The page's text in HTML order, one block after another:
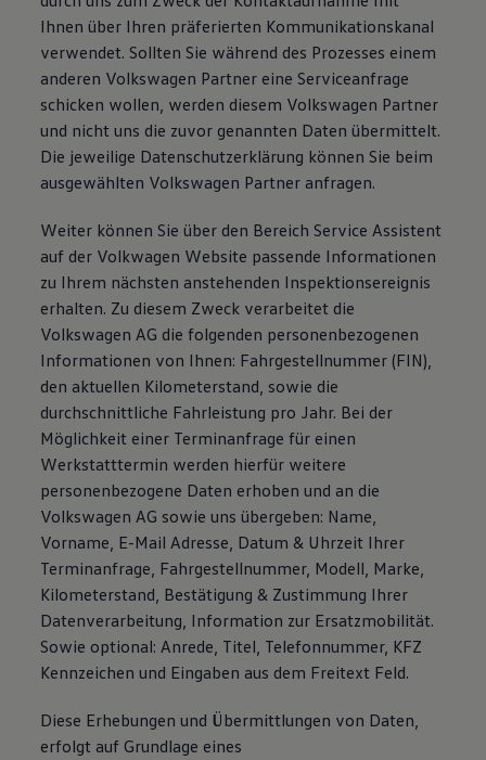
Ihnen über Ihren präferierten Kommunikationskanal
verwendet. Sollten Sie während des Prozesses einem
anderen Volkswagen Partner eine Serviceanfrage
schicken wollen, werden diesem Volkswagen Partner
und nicht uns die zuvor genannten Daten übermittelt.
Die jeweilige Datenschutzerklärung können Sie beim
ausgewählten Volkswagen Partner anfragen.
Weiter können Sie über den Bereich Service Assistent
auf der Volkwagen Website passende Informationen
zu Ihrem nächsten anstehenden Inspektionsereignis
erhalten. Zu diesem Zweck verarbeitet die
Volkswagen AG die folgenden personenbezogenen
Informationen von Ihnen: Fahrgestellnummer (FIN),
den aktuellen Kilometerstand, sowie die
durchschnittliche Fahrleistung pro Jahr. Bei der
Möglichkeit einer Terminanfrage für einen
Werkstatttermin werden hierfür weitere
personenbezogene Daten erhoben und an die
Volkswagen AG sowie uns übergeben: Name,
Vorname, E-Mail Adresse, Datum & Uhrzeit Ihrer
Terminanfrage, Fahrgestellnummer, Modell, Marke,
Kilometerstand, Bestätigung & Zustimmung Ihrer
Datenverarbeitung, Information zur Ersatzmobilität.
Sowie optional: Anrede, Titel, Telefonnummer, KFZ
Kennzeichen und Eingaben aus dem Freitext Feld.
Diese Erhebungen und Übermittlungen von Daten,
erfolgt auf Grundlage eines